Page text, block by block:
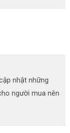
nhật những
người mua nên